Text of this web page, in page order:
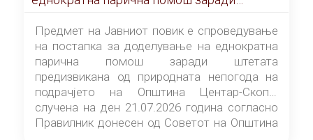
штетата предизвикана од природната
непогода на подрачјето на Општина
Центар-Скопје случена на ден 21.07.2026
година
Предмет на Јавниот повик е спроведување
на постапка за доделување на еднократна
парична помош заради штетата
предизвикана од природната непогода на
подрачјето на Општина Центар-Скопје
случена на ден 21.07.2026 година согласно
Правилник донесен од Советот на Општина